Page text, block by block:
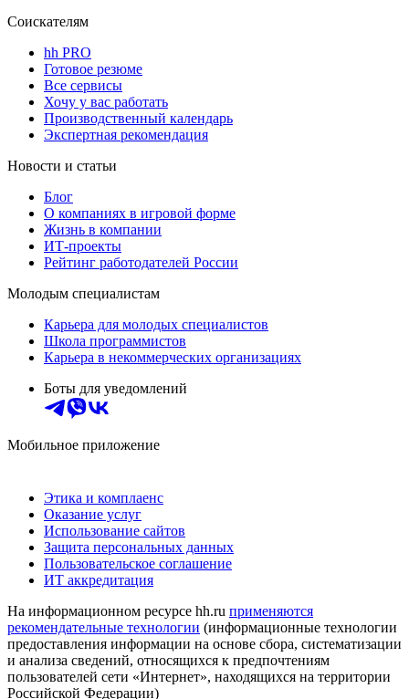
Соискателям
hh PRO
Готовое резюме
Все сервисы
Хочу у вас работать
Производственный календарь
Экспертная рекомендация
Новости и статьи
Блог
О компаниях в игровой форме
Жизнь в компании
ИТ-проекты
Рейтинг работодателей России
Молодым специалистам
Карьера для молодых специалистов
Школа программистов
Карьера в некоммерческих организациях
Боты для уведомлений
Мобильное приложение
Этика и комплаенс
Оказание услуг
Использование сайтов
Защита персональных данных
Пользовательское соглашение
ИТ аккредитация
На информационном ресурсе hh.ru применяются
рекомендательные технологии (информационные технологии
предоставления информации на основе сбора, систематизации
и анализа сведений, относящихся к предпочтениям
пользователей сети «Интернет», находящихся на территории
Российской Федерации)